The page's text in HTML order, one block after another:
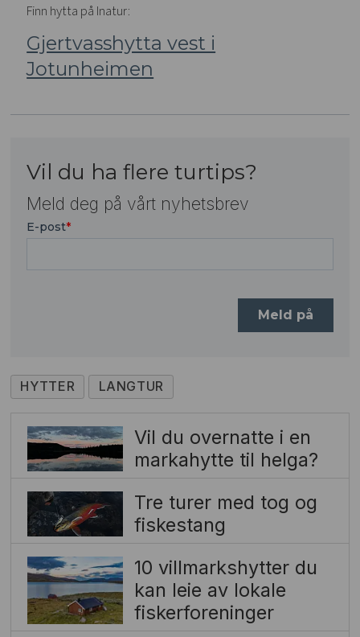
Finn hytta på Inatur:
Gjertvasshytta vest i
Jotunheimen
Vil du ha flere turtips?
Meld deg på vårt nyhetsbrev
HYTTER LANGTUR
Vil du overnatte i en
markahytte til helga?
Tre turer med tog og
fiskestang
10 villmarkshytter du
kan leie av lokale
fiskerforeninger